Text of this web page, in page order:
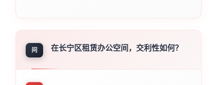
问 在长宁区租赁办公空间，交利性如何？